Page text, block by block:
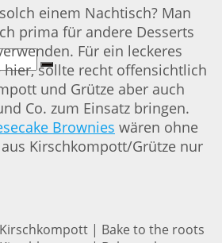
einem Nachtisch? Man
prima für andere Desserts
Für ein leckeres
sollte recht offensichtlich
und Grütze aber auch
Co. zum Einsatz bringen.
Brownies wären ohne
Kirschkompott/Grütze nur